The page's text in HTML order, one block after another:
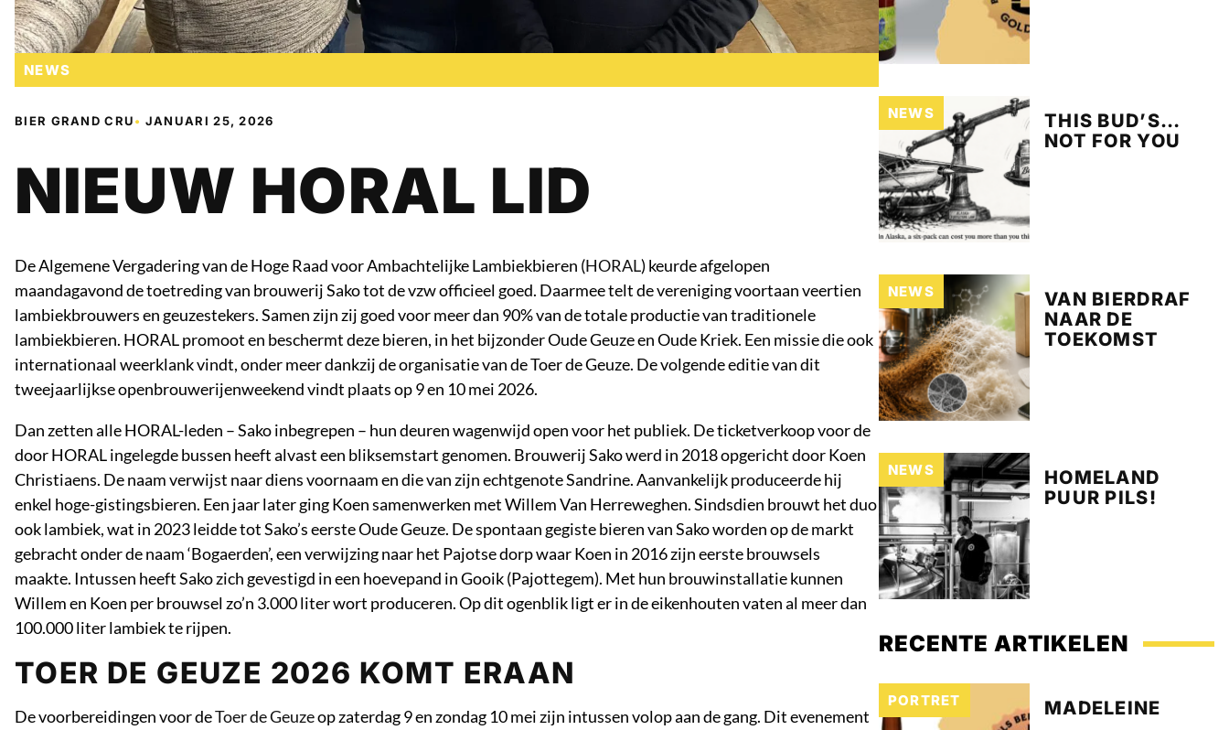
NEWS
BIER GRAND CRU• JANUARI 25, 2026
NIEUW HORAL LID
De Algemene Vergadering van de Hoge Raad voor Ambachtelijke Lambiekbieren (HORAL) keurde afgelopen
maandagavond de toetreding van brouwerij Sako tot de vzw officieel goed. Daarmee telt de vereniging voortaan veertien
lambiekbrouwers en geuzestekers. Samen zijn zij goed voor meer dan 90% van de totale productie van traditionele
lambiekbieren. HORAL promoot en beschermt deze bieren, in het bijzonder Oude Geuze en Oude Kriek. Een missie die ook
internationaal weerklank vindt, onder meer dankzij de organisatie van de Toer de Geuze. De volgende editie van dit
tweejaarlijkse openbrouwerijenweekend vindt plaats op 9 en 10 mei 2026.
Dan zetten alle HORAL-leden – Sako inbegrepen – hun deuren wagenwijd open voor het publiek. De ticketverkoop voor de
door HORAL ingelegde bussen heeft alvast een bliksemstart genomen. Brouwerij Sako werd in 2018 opgericht door Koen
Christiaens. De naam verwijst naar diens voornaam en die van zijn echtgenote Sandrine. Aanvankelijk produceerde hij
enkel hoge-gistingsbieren. Een jaar later ging Koen samenwerken met Willem Van Herreweghen. Sindsdien brouwt het duo
ook lambiek, wat in 2023 leidde tot Sako’s eerste Oude Geuze. De spontaan gegiste bieren van Sako worden op de markt
gebracht onder de naam ‘Bogaerden’, een verwijzing naar het Pajotse dorp waar Koen in 2016 zijn eerste brouwsels
maakte. Intussen heeft Sako zich gevestigd in een hoevepand in Gooik (Pajottegem). Met hun brouwinstallatie kunnen
Willem en Koen per brouwsel zo’n 3.000 liter wort produceren. Op dit ogenblik ligt er in de eikenhouten vaten al meer dan
100.000 liter lambiek te rijpen.
TOER DE GEUZE 2026 KOMT ERAAN
De voorbereidingen voor deToer de Geuzeop zaterdag 9 en zondag 10 mei zijn intussen volop aan de gang. Dit evenement
NEWS
THIS BUD’S…
NOT FOR YOU
NEWS
VAN BIERDRAF
NAAR DE
TOEKOMST
NEWS
HOMELAND
PUUR PILS!
RECENTE ARTIKELEN
PORTRET MADELEINE